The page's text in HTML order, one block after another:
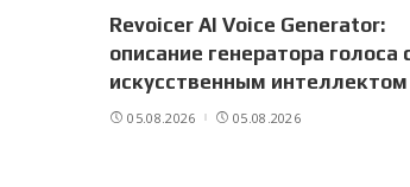
Revoicer AI Voice Generator:
описание генератора голоса
искусственным интеллектом
05.08.2026 05.08.2026